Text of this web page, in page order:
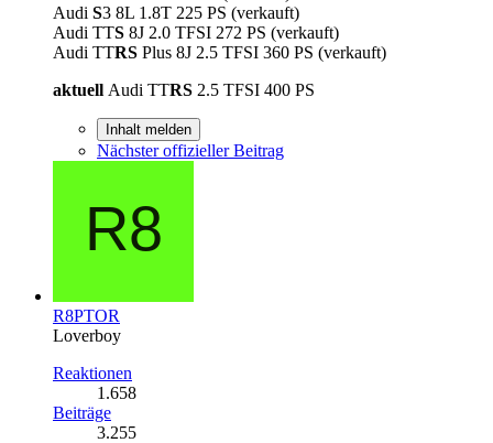
Audi S3 8L 1.8T 225 PS (verkauft)
Audi TTS 8J 2.0 TFSI 272 PS (verkauft)
Audi TTRS Plus 8J 2.5 TFSI 360 PS (verkauft)
aktuell Audi TTRS 2.5 TFSI 400 PS
Inhalt melden
Nächster offizieller Beitrag
R8PTOR
Loverboy
Reaktionen
1.658
Beiträge
3.255